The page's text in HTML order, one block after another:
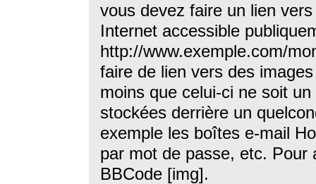
vous devez faire un lien
Internet accessible
http://www.exemple.com/
faire de lien vers des
moins que celui-ci ne soit
stockées derrière un
exemple les boîtes e-mail
par mot de passe, etc. Pour
BBCode [img].